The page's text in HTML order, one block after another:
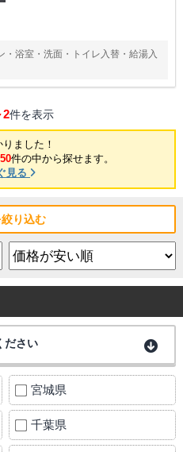
浴室・洗面・トイレ入替・給湯入
2件を表示
ました！
件の中から探せます。
見る
り込む
ださい
宮城県
千葉県